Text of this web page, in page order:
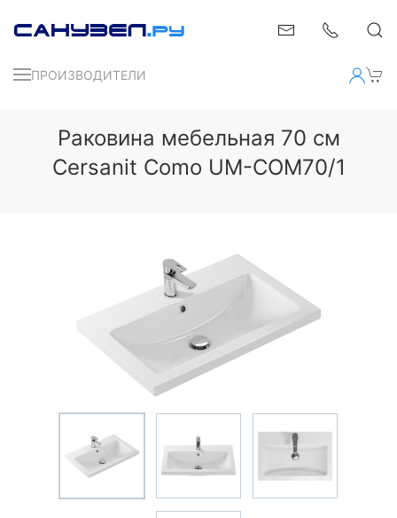
ПРОИЗВОДИТЕЛИ
Раковина мебельная 70 см
Cersanit Como UM-COM70/1